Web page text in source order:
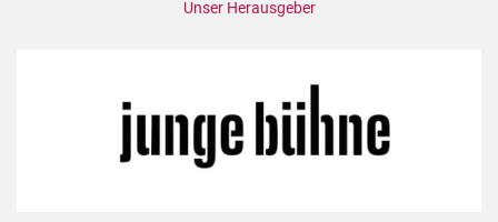
Unser Herausgeber